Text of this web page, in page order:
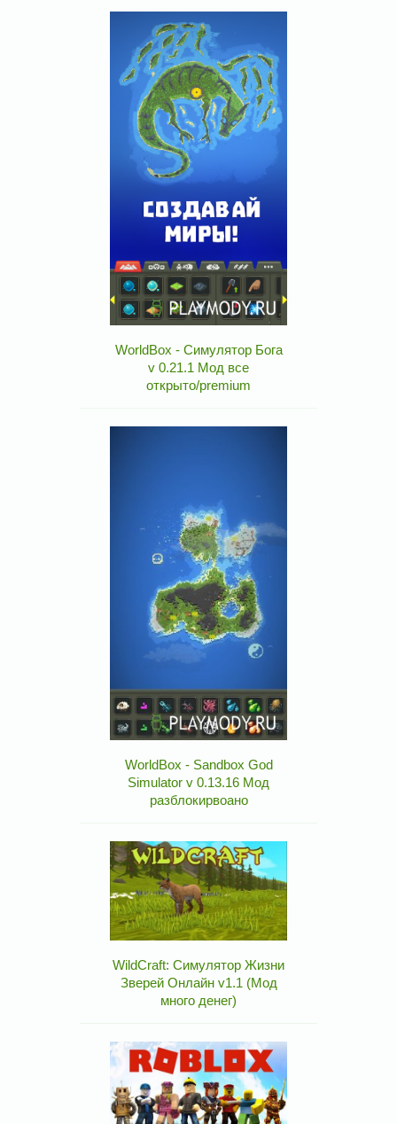
WorldBox - Симулятор Бога
v 0.21.1 Мод все
открыто/premium
WorldBox - Sandbox God
Simulator v 0.13.16 Мод
разблокирвоано
WildCraft: Симулятор Жизни
Зверей Онлайн v1.1 (Мод
много денег)